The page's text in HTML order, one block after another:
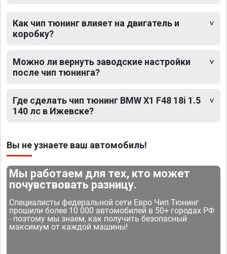
Как чип тюнинг влияет на двигатель и
коробку?
Можно ли вернуть заводские настройки
после чип тюнинга?
Где сделать чип тюнинг BMW X1 F48 18i 1.5
140 лс в Ижевске?
Вы не узнаете ваш автомобиль!
Мы работаем для тех, кто может
почувствовать разницу.
Специалисты федеральной сети Евро Чип Тюнинг
прошили более 10 000 автомобилей в 50+ городах РФ
- поэтому мы знаем, как получить безопасный
максимум от каждой машины!